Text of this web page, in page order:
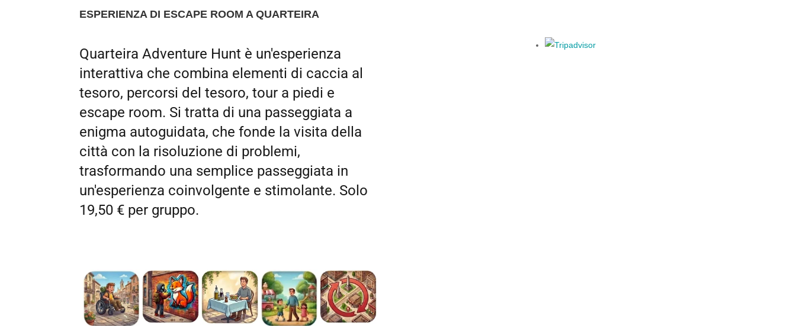
ESPERIENZA DI ESCAPE ROOM A QUARTEIRA
Quarteira Adventure Hunt è un'esperienza
interattiva che combina elementi di caccia al
tesoro, percorsi del tesoro, tour a piedi e
escape room. Si tratta di una passeggiata a
enigma autoguidata, che fonde la visita della
città con la risoluzione di problemi,
trasformando una semplice passeggiata in
un'esperienza coinvolgente e stimolante. Solo
19,50 € per gruppo.